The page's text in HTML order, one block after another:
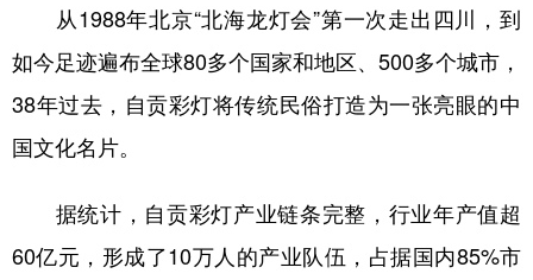
从1988年北京“北海龙灯会”第一次走出四川，到
如今足迹遍布全球80多个国家和地区、500多个城市，
38年过去，自贡彩灯将传统民俗打造为一张亮眼的中
国文化名片。
据统计，自贡彩灯产业链条完整，行业年产值超
60亿元，形成了10万人的产业队伍，占据国内85%市